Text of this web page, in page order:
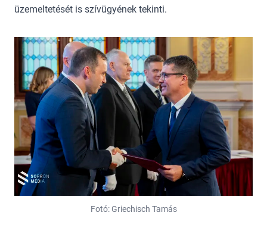
üzemeltetését is szívügyének tekinti.
Fotó: Griechisch Tamás